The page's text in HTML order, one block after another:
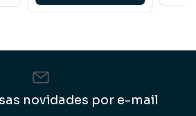
novidades por e-mail